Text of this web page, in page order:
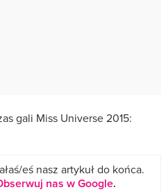
gali Miss Universe 2015:
eś nasz artykuł do końca.
nas w Google.